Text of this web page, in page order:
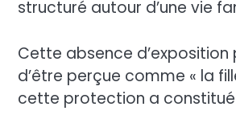
structuré autour d’une vie
Cette absence
d’être perçue comme « la
cette protection a